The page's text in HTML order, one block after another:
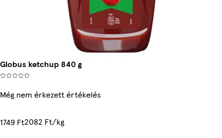
Globus ketchup 840 g
Még nem érkezett értékelés
1749 Ft2082 Ft/kg